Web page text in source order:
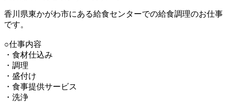
香川県東かがわ市にある給食センターでの給食調理のお仕事
です。
○仕事内容
・食材仕込み
・調理
・盛付け
・食事提供サービス
・洗浄